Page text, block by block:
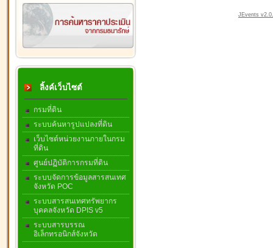
ลิ้งค์เว็บไซต์
กรมที่ดิน
ระบบค้นหารูปแปลงที่ดิน
เว็บไซต์หน่วยงานภายในกรม
ที่ดิน
ศูนย์ปฏิบัติการกรมที่ดิน
ระบบจัดการข้อมูลสารสนเทศ
จังหวัด POC
ระบบสารสนเทศทรัพยากร
บุคคลจังหวัด DPIS v5
ระบบสารบรรณ
อิเล็กทรอนิกส์จังหวัด
JEvents